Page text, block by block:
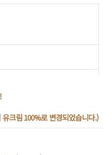
크림 100%로 변경되었습니다.)